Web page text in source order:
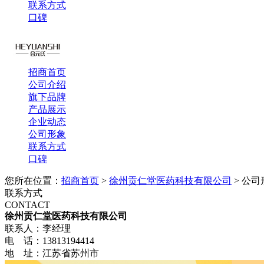
联系方式
口碑
招商首页
公司介绍
旗下品牌
产品展示
企业动态
公司形象
联系方式
口碑
您所在位置： 招商首页 > 徐州贡仁堂医药科技有限公司 > 公司
联系方式
CONTACT
徐州贡仁堂医药科技有限公司
联系人：李经理
电 话：13813194414
地 址：江苏省苏州市